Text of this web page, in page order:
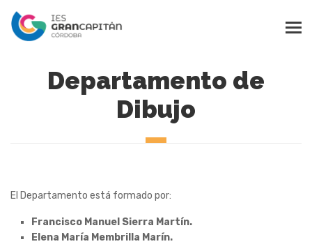
Departamento de
Dibujo
El Departamento está formado por:
Francisco Manuel Sierra Martín.
Elena María Membrilla Marín.